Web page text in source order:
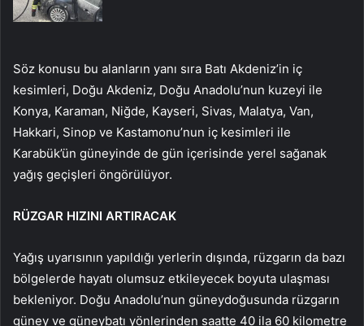
Söz konusu bu alanların yanı sıra Batı Akdeniz’in iç
kesimleri, Doğu Akdeniz, Doğu Anadolu’nun kuzeyi ile
Konya, Karaman, Niğde, Kayseri, Sivas, Malatya, Van,
Hakkari, Sinop ve Kastamonu’nun iç kesimleri ile
Karabük’ün güneyinde de gün içerisinde yerel sağanak
yağış geçişleri öngörülüyor.
RÜZGAR HIZINI ARTIRACAK
Yağış uyarısının yapıldığı yerlerin dışında, rüzgarın da bazı
bölgelerde hayatı olumsuz etkileyecek boyuta ulaşması
bekleniyor. Doğu Anadolu’nun güneydoğusunda rüzgarın
güney ve güneybatı yönlerinden saatte 40 ila 60 kilometre